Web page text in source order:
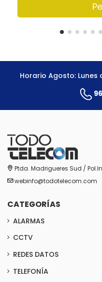
Horario Agosto: Lunes
Ptda. Madrigueres Sud /
webinfo@todotelecom.com
CATEGORÍAS
ALARMAS
CCTV
REDES DATOS
TELEFONÍA